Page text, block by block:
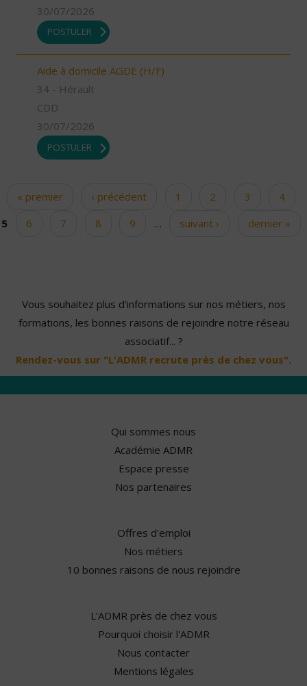
30/07/2026
POSTULER
Aide à domicile AGDE (H/F)
34 - Hérault
CDD
30/07/2026
POSTULER
Pages
« premier ‹ précédent 1 2 3
4
5
6 7 8 9 … suivant › dernier »
Vous souhaitez plus d'informations sur nos métiers, nos
formations, les bonnes raisons de rejoindre notre réseau
associatif... ?
Rendez-vous sur "L'ADMR recrute près de chez vous".
Qui sommes nous
Académie ADMR
Espace presse
Nos partenaires
Offres d'emploi
Nos métiers
10 bonnes raisons de nous rejoindre
L'ADMR près de chez vous
Pourquoi choisir l'ADMR
Nous contacter
Mentions légales